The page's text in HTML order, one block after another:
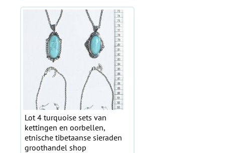
Lot 4 turquoise sets van
kettingen en oorbellen,
etnische tibetaanse sieraden
groothandel shop